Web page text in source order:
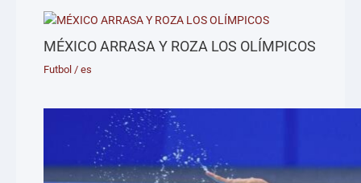
MÉXICO ARRASA Y ROZA LOS OLÍMPICOS
Futbol /es